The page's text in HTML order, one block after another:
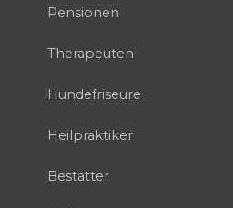
Pensionen
Therapeuten
Hundefriseure
Heilpraktiker
Bestatter